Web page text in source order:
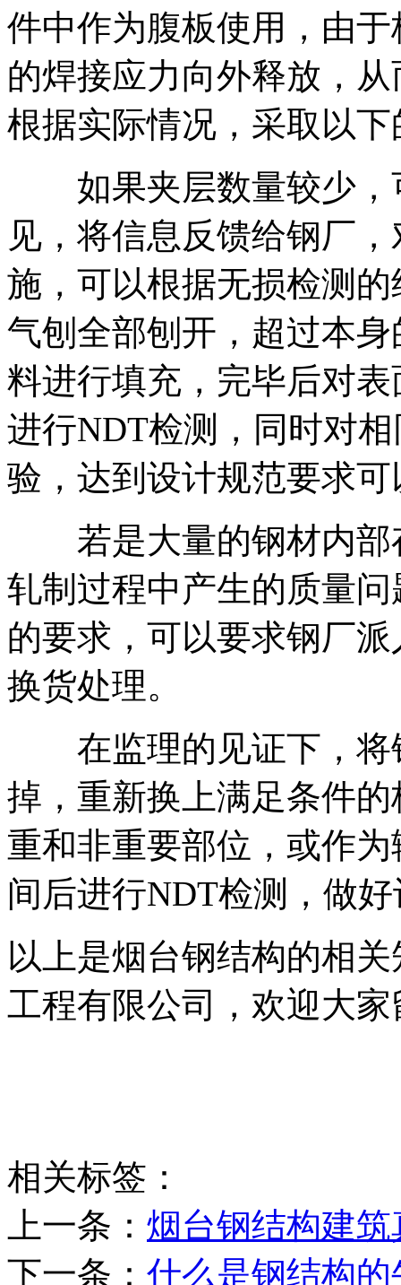
件中作为腹板使用，由
的焊接应力向外释放，
根据实际情况，采取以
如果夹层数量较少，
见，将信息反馈给钢厂
施，可以根据无损检测
气刨全部刨开，超过本
料进行填充，完毕后对
进行NDT检测，同时对
验，达到设计规范要求
若是大量的钢材内部
轧制过程中产生的质量
的要求，可以要求钢厂
换货处理。
在监理的见证下，将
掉，重新换上满足条件
重和非重要部位，或作
间后进行NDT检测，做
以上是烟台钢结构的相
工程有限公司，欢迎大
相关标签：
上一条： 烟台钢结构建
下一条： 什么是钢结构的